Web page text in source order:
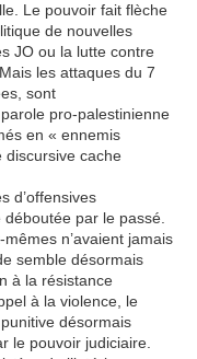
Le pouvoir fait flèche
de nouvelles
JO ou la lutte contre
les attaques du 7
sont
pro-palestinienne
en « ennemis
discursive cache
d’offensives
par le passé.
n’avaient jamais
semble désormais
à la résistance
à la violence, le
désormais
le pouvoir judiciaire.